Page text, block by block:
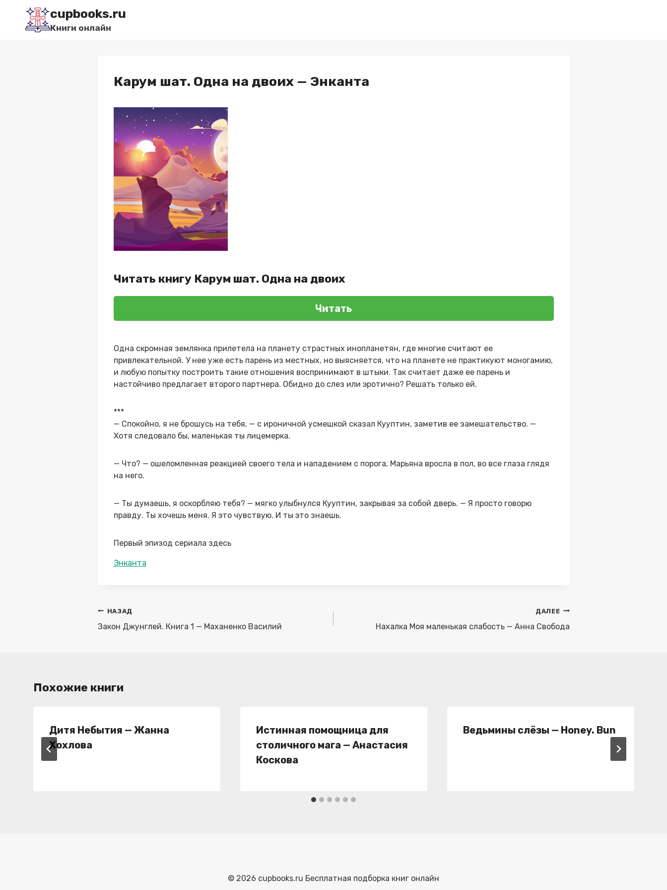
Перейти
содержимому
cupbooks.ru
Книги онлайн
Карум шат. Одна на двоих — Энканта
Читать книгу Карум шат. Одна на двоих
Читать
Одна скромная землянка прилетела на планету страстных инопланетян, где многие считают ее
привлекательной. У нее уже есть парень из местных, но выясняется, что на планете не практикуют моногамию,
и любую попытку построить такие отношения воспринимают в штыки. Так считает даже ее парень и
настойчиво предлагает второго партнера. Обидно до слез или эротично? Решать только ей.
***
— Спокойно, я не брошусь на тебя, — с ироничной усмешкой сказал Кууптин, заметив ее замешательство. —
Хотя следовало бы, маленькая ты лицемерка.
— Что? — ошеломленная реакцией своего тела и нападением с порога, Марьяна вросла в пол, во все глаза глядя
на него.
— Ты думаешь, я оскорбляю тебя? — мягко улыбнулся Кууптин, закрывая за собой дверь. — Я просто говорю
правду. Ты хочешь меня. Я это чувствую. И ты это знаешь.
Первый эпизод сериала здесь
Метки
Энканта
Навигация
по
НАЗАД
Закон Джунглей. Книга 1 — Маханенко Василий
ДАЛЕЕ
Нахалка Моя маленькая слабость — Анна Свобода
Похожие книги
Дитя Небытия — Жанна
Хохлова
Истинная помощница для
столичного мага — Анастасия
Коскова
Ведьмины слёзы — Honey. Bun
© 2026 cupbooks.ru Бесплатная подборка книг онлайн